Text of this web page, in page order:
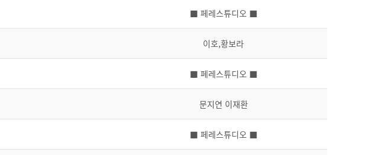
■ 페레스튜디오 ■
이호,황보라
■ 페레스튜디오 ■
문지연 이재환
■ 페레스튜디오 ■